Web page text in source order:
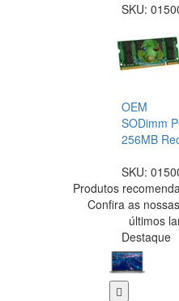
SKU:
OEM
SODimm
256MB
SKU:
Produtos
Confira as
últimos
Destaque